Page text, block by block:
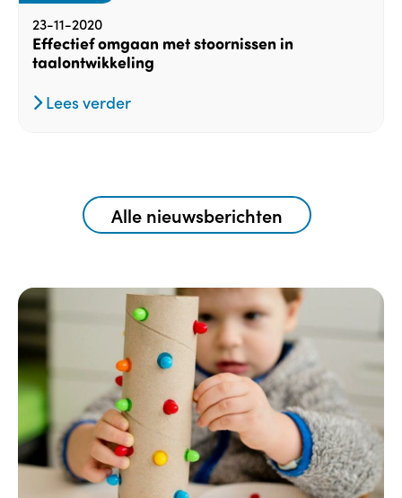
23-11-2020
Effectief omgaan met stoornissen in
taalontwikkeling
Lees verder
Alle nieuwsberichten